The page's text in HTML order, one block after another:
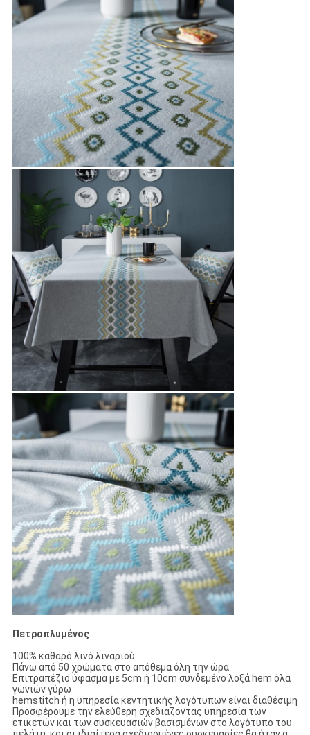
Πετροπλυμένος
100% καθαρό λινό λιναριού
Πάνω από 50 χρώματα στο απόθεμα όλη την ώρα
Επιτραπέζιο ύφασμα με 5cm ή 10cm συνδεμένο λοξά hem όλα
γωνιών γύρω
hemstitch ή η υπηρεσία κεντητικής λογότυπων είναι διαθέσιμη
Προσφέρουμε την ελεύθερη σχεδιάζοντας υπηρεσία των
ετικετών και των συσκευασιών βασισμένων στο λογότυπο του